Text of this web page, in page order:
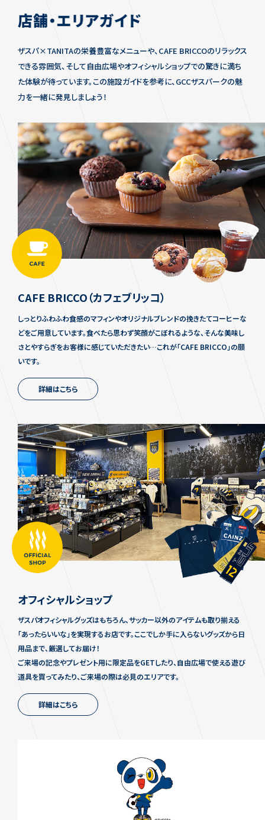
ザスパ×TANITAの栄養豊富なメニューや、CAFE BRICCOのリラックス
できる雰囲気、そして自由広場やオフィシャルショップでの驚きに満ち
た体験が待っています。この施設ガイドを参考に、GCCザスパークの魅
力を一緒に発見しましょう！
CAFE BRICCO（カフェブリッコ）
しっとりふわふわ食感のマフィンやオリジナルブレンドの挽きたてコーヒーな
どをご用意しています。食べたら思わず笑顔がこぼれるような、そんな美味し
さとやすらぎをお客様に感じていただきたい…これが「CAFE BRICCO」の願
いです。
詳細はこちら
オフィシャルショップ
ザスパオフィシャルグッズはもちろん、サッカー以外のアイテムも取り揃える
「あったらいいな」を実現するお店です。ここでしか手に入らないグッズから日
用品まで、厳選してお届け！
ご来場の記念やプレゼント用に限定品をGETしたり、自由広場で使える遊び
道具を買ってみたり、ご来場の際は必見のエリアです。
詳細はこちら